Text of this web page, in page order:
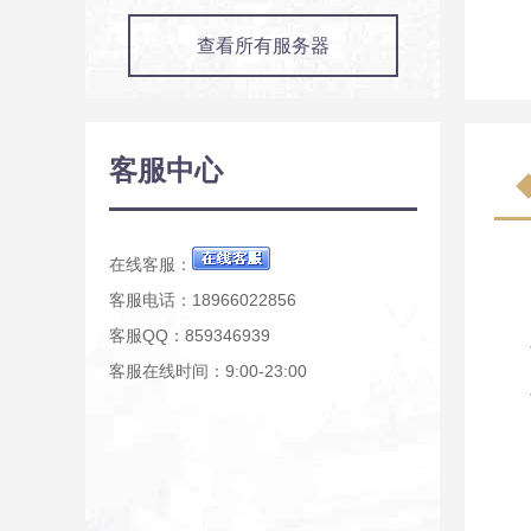
查看所有服务器
客服中心
在线客服：
客服电话：18966022856
客服QQ：859346939
客服在线时间：9:00-23:00